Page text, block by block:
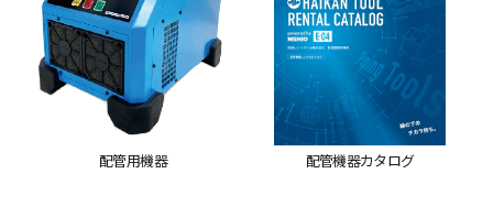
配管用機器 配管機器カタログ